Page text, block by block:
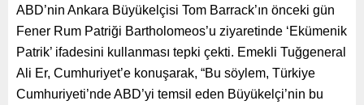
ABD’nin Ankara Büyükelçisi Tom Barrack’ın önceki gün
Fener Rum Patriği Bartholomeos’u ziyaretinde ‘Ekümenik
Patrik’ ifadesini kullanması tepki çekti. Emekli Tuğgeneral
Ali Er, Cumhuriyet’e konuşarak, “Bu söylem, Türkiye
Cumhuriyeti’nde ABD’yi temsil eden Büyükelçi’nin bu